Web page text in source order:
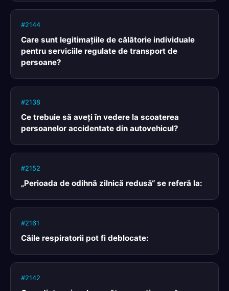
#2144
Care sunt legitimaţiile de călătorie individuale
pentru serviciile regulate de transport de
persoane?
#2138
Ce trebuie să aveţi în vedere la scoaterea
persoanelor accidentate din autovehicul?
#2152
„Perioada de odihnă zilnică redusă“ se referă la:
#2161
Căile respiratorii pot fi deblocate:
#2142